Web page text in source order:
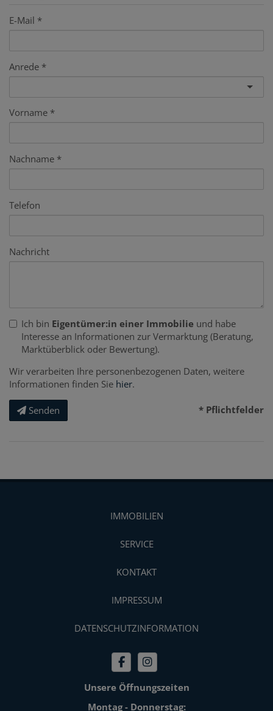
E-Mail
Anrede
Vorname
Nachname
Telefon
Nachricht
Ich bin Eigentümer:in einer Immobilie und habe
Interesse an Informationen zur Vermarktung (Beratung,
Marktüberblick oder Bewertung).
Wir verarbeiten Ihre personenbezogenen Daten, weitere
Informationen finden Sie hier.
Senden * Pflichtfelder
IMMOBILIEN
SERVICE
KONTAKT
IMPRESSUM
DATENSCHUTZINFORMATION
Unsere Öffnungszeiten
Montag - Donnerstag: